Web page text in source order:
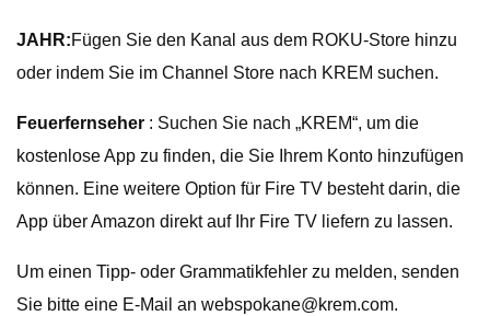
JAHR:Fügen Sie den Kanal aus dem ROKU-Store hinzu
oder indem Sie im Channel Store nach KREM suchen.
Feuerfernseher : Suchen Sie nach „KREM“, um die
kostenlose App zu finden, die Sie Ihrem Konto hinzufügen
können. Eine weitere Option für Fire TV besteht darin, die
App über Amazon direkt auf Ihr Fire TV liefern zu lassen.
Um einen Tipp- oder Grammatikfehler zu melden, senden
Sie bitte eine E-Mail an webspokane@krem.com.